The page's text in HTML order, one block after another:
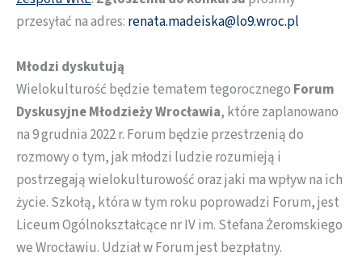
przesyłać na adres: renata.madeiska@lo9.wroc.pl
Młodzi dyskutują
Wielokulturość będzie tematem tegorocznego Forum
Dyskusyjne Młodzieży Wrocławia, które zaplanowano
na 9 grudnia 2022 r. Forum będzie przestrzenią do
rozmowy o tym, jak młodzi ludzie rozumieją i
postrzegają wielokulturowość oraz jaki ma wpływ na ich
życie. Szkołą, która w tym roku poprowadzi Forum, jest
Liceum Ogólnokształcące nr IV im. Stefana Żeromskiego
we Wrocławiu. Udział w Forum jest bezpłatny.